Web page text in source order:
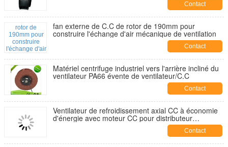
Contact
fan externe de C.C de rotor de 190mm pour
construire l'échange d'air mécanique de ventilation
Contact
Matériel centrifuge industriel vers l'arrière incliné du
ventilateur PA66 évente de ventilateur/C.C
Contact
Ventilateur de refroidissement axial CC à économie
d'énergie avec moteur CC pour distributeur
Contact